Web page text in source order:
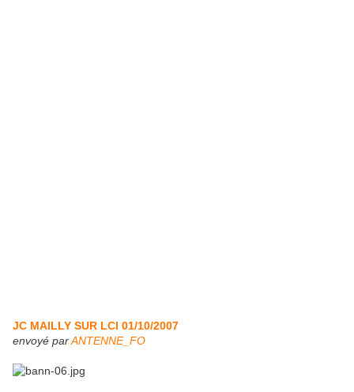
JC MAILLY SUR LCI 01/10/2007
envoyé parANTENNE_FO